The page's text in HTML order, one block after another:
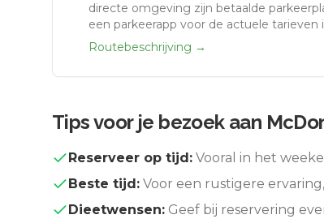
directe omgeving zijn betaalde
een parkeerapp voor de actuele tarieven
Routebeschrijving →
Tips voor je bezoek aan
Reserveer op tijd: Vooral in het
Beste tijd: Voor een rustigere
Dieetwensen: Geef bij reservering